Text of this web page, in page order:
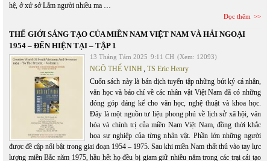
hệ, ở xứ sở Lắm người nhiều ma …
Đọc thêm
THẾ GIỚI SÁNG TẠO CỦA MIỀN NAM VIỆT NAM VÀ HẢI NGOẠI
1954 – ĐẾN HIỆN TẠI – TẬP 1
13 Tháng Tám 2025 9:11 CH (Xem: 12093)
NGÔ THẾ VINH, TS Eric Henry
Cuốn sách này là bản dịch tuyển tập những bút ký cá nhân,
văn học và báo chí về các nhân vật Việt Nam đã có những
đóng góp đáng kể cho văn học, nghệ thuật và khoa học.
Đây là một nguồn tư liệu phong phú về lịch sử xã hội, văn
hóa và chính trị của miền Nam Việt Nam, đồng thời khắc
họa sự nghiệp của từng nhân vật. Phần lớn những người
được đề cập nổi bật trong giai đoạn 1954 – 1975. Sau khi miền Nam thất thủ vào tay lực
lượng miền Bắc năm 1975, hầu hết họ đều bị giam giữ nhiều năm trong các trại cải tạo